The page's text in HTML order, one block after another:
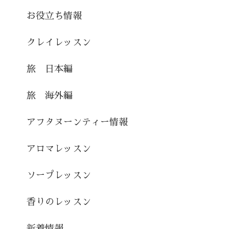
お役立ち情報
クレイレッスン
旅 日本編
旅 海外編
アフタヌーンティー情報
アロマレッスン
ソープレッスン
香りのレッスン